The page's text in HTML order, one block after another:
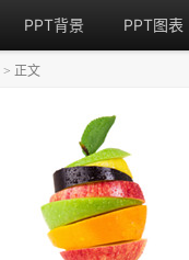
PPT背景 PPT图表
> 正文